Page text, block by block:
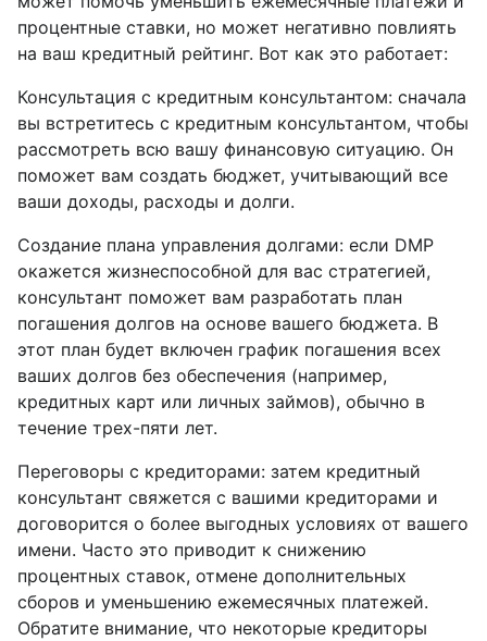
процентные ставки, но может негативно повлиять
на ваш кредитный рейтинг. Вот как это работает:
Консультация с кредитным консультантом: сначала
вы встретитесь с кредитным консультантом, чтобы
рассмотреть всю вашу финансовую ситуацию. Он
поможет вам создать бюджет, учитывающий все
ваши доходы, расходы и долги.
Создание плана управления долгами: если DMP
окажется жизнеспособной для вас стратегией,
консультант поможет вам разработать план
погашения долгов на основе вашего бюджета. В
этот план будет включен график погашения всех
ваших долгов без обеспечения (например,
кредитных карт или личных займов), обычно в
течение трех-пяти лет.
Переговоры с кредиторами: затем кредитный
консультант свяжется с вашими кредиторами и
договорится о более выгодных условиях от вашего
имени. Часто это приводит к снижению
процентных ставок, отмене дополнительных
сборов и уменьшению ежемесячных платежей.
Обратите внимание, что некоторые кредиторы